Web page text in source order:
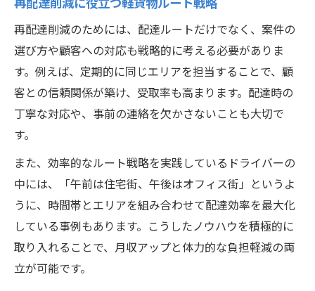
再配達削減に役立つ軽貨物ルート戦略
再配達削減のためには、配達ルートだけでなく、案件の
選び方や顧客への対応も戦略的に考える必要がありま
す。例えば、定期的に同じエリアを担当することで、顧
客との信頼関係が築け、受取率も高まります。配達時の
丁寧な対応や、事前の連絡を欠かさないことも大切で
す。
また、効率的なルート戦略を実践しているドライバーの
中には、「午前は住宅街、午後はオフィス街」というよ
うに、時間帯とエリアを組み合わせて配達効率を最大化
している事例もあります。こうしたノウハウを積極的に
取り入れることで、月収アップと体力的な負担軽減の両
立が可能です。